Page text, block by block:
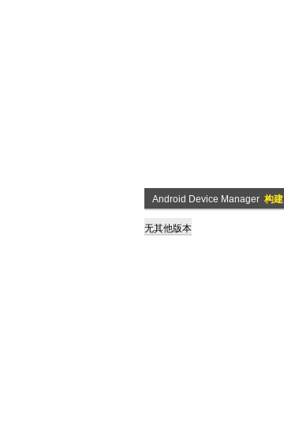
Android Device Manager 构建
无其他版本